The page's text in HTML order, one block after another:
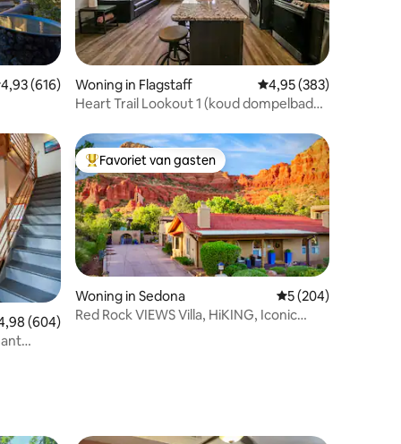
beoordeling van 4,93 uit 5, 616 recensies
4,93 (616)
Woning in Flagstaff Gemiddelde
4,95 (383)
Heart Trail Lookout 1 (koud dompelbad
beoordeling van 4,98 uit 5, 604 recensies
(604)
Topfavoriet van gasten
Favoriet van gasten
Woning in Sedona Gemiddelde
5 (204)
Red Rock VIEWS Villa, HiKING, Iconic